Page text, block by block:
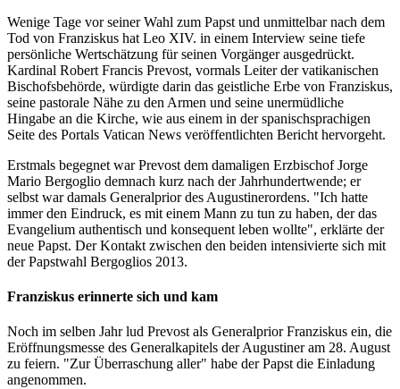
Wenige Tage vor seiner Wahl zum Papst und unmittelbar nach dem
Tod von Franziskus hat Leo XIV. in einem Interview seine tiefe
persönliche Wertschätzung für seinen Vorgänger ausgedrückt.
Kardinal Robert Francis Prevost, vormals Leiter der vatikanischen
Bischofsbehörde, würdigte darin das geistliche Erbe von Franziskus,
seine pastorale Nähe zu den Armen und seine unermüdliche
Hingabe an die Kirche, wie aus einem in der spanischsprachigen
Seite des Portals Vatican News veröffentlichten Bericht hervorgeht.
Erstmals begegnet war Prevost dem damaligen Erzbischof Jorge
Mario Bergoglio demnach kurz nach der Jahrhundertwende; er
selbst war damals Generalprior des Augustinerordens. "Ich hatte
immer den Eindruck, es mit einem Mann zu tun zu haben, der das
Evangelium authentisch und konsequent leben wollte", erklärte der
neue Papst. Der Kontakt zwischen den beiden intensivierte sich mit
der Papstwahl Bergoglios 2013.
Franziskus erinnerte sich und kam
Noch im selben Jahr lud Prevost als Generalprior Franziskus ein, die
Eröffnungsmesse des Generalkapitels der Augustiner am 28. August
zu feiern. "Zur Überraschung aller" habe der Papst die Einladung
angenommen.